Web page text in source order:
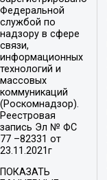
Федеральной
службой по
надзору в сфере
связи,
информационных
технологий и
массовых
коммуникаций
(Роскомнадзор).
Реестровая
запись Эл № ФС
77 –82331 от
23.11.2021г
ПОКАЗАТЬ